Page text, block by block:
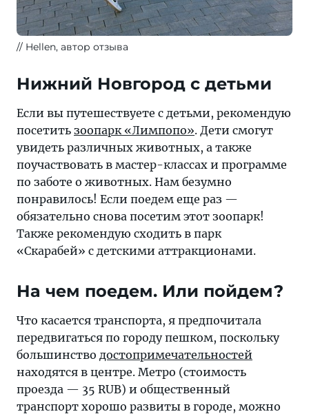
Hellen, автор отзыва
Нижний Новгород с детьми
Если вы путешествуете с детьми, рекомендую
посетить зоопарк «Лимпопо». Дети смогут
увидеть различных животных, а также
поучаствовать в мастер-классах и программе
по заботе о животных. Нам безумно
понравилось! Если поедем еще раз —
обязательно снова посетим этот зоопарк!
Также рекомендую сходить в парк
«Скарабей» с детскими аттракционами.
На чем поедем. Или пойдем?
Что касается транспорта, я предпочитала
передвигаться по городу пешком, поскольку
большинство достопримечательностей
находятся в центре. Метро (стоимость
проезда — 35 RUB) и общественный
транспорт хорошо развиты в городе, можно